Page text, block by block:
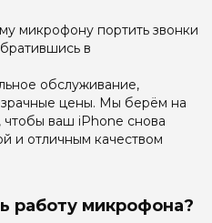
микрофону портить звонки
в
обслуживание,
цены. Мы берём на
чтобы ваш iPhone снова
и отличным качеством
работу микрофона?